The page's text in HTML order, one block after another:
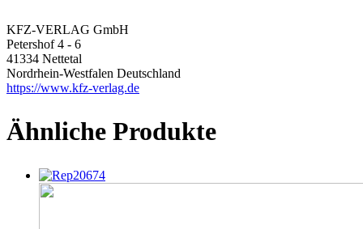
KFZ-VERLAG GmbH
Petershof 4 - 6
41334 Nettetal
Nordrhein-Westfalen Deutschland
https://www.kfz-verlag.de
Ähnliche Produkte